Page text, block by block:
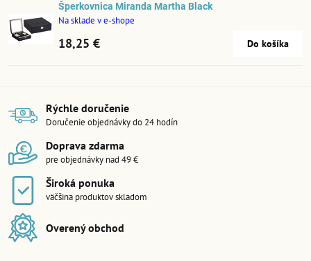
Šperkovnica Miranda Martha Black
Na sklade v e-shope
18,25 € Do košíka
Rýchle doručenie
Doručenie objednávky do 24 hodín
Doprava zdarma
pre objednávky nad 49 €
Široká ponuka
väčšina produktov skladom
Overený obchod